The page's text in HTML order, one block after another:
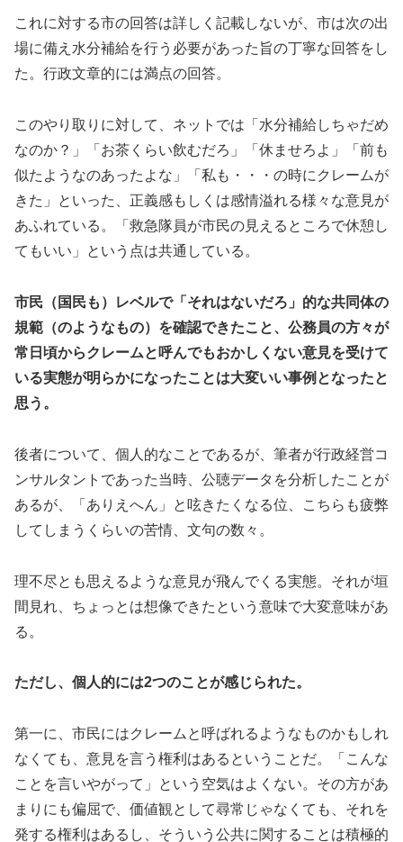
これに対する市の回答は詳しく記載しないが、市は次の出
場に備え水分補給を行う必要があった旨の丁寧な回答をし
た。行政文章的には満点の回答。
このやり取りに対して、ネットでは「水分補給しちゃだめ
なのか？」「お茶くらい飲むだろ」「休ませろよ」「前も
似たようなのあったよな」「私も・・・の時にクレームが
きた」といった、正義感もしくは感情溢れる様々な意見が
あふれている。「救急隊員が市民の見えるところで休憩し
てもいい」という点は共通している。
市民（国民も）レベルで「それはないだろ」的な共同体の
規範（のようなもの）を確認できたこと、公務員の方々が
常日頃からクレームと呼んでもおかしくない意見を受けて
いる実態が明らかになったことは大変いい事例となったと
思う。
後者について、個人的なことであるが、筆者が行政経営コ
ンサルタントであった当時、公聴データを分析したことが
あるが、「ありえへん」と呟きたくなる位、こちらも疲弊
してしまうくらいの苦情、文句の数々。
理不尽とも思えるような意見が飛んでくる実態。それが垣
間見れ、ちょっとは想像できたという意味で大変意味があ
る。
ただし、個人的には2つのことが感じられた。
第一に、市民にはクレームと呼ばれるようなものかもしれ
なくても、意見を言う権利はあるということだ。「こんな
ことを言いやがって」という空気はよくない。その方があ
まりにも偏屈で、価値観として尋常じゃなくても、それを
発する権利はあるし、そういう公共に関することは積極的